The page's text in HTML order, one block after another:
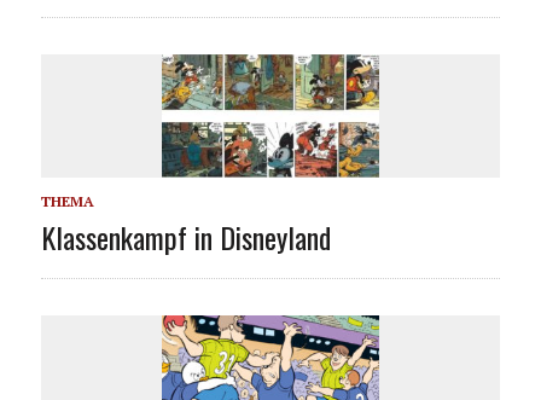
THEMA
Klassenkampf in Disneyland